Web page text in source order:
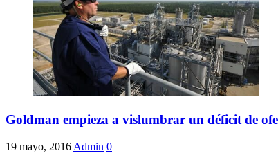
Goldman empieza a vislumbrar un déficit de
19 mayo, 2016 Admin 0